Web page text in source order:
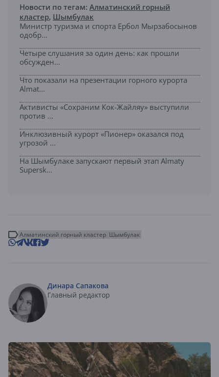
Новости по тегам: Алматинский горный
кластер, Шымбулак
Министр туризма и спорта Ербол Мырзабосынов
одобр...
Четыре слушания за один день: как прошли
обсужден...
Что показали на презентации горного курорта
Almat...
Активисты «Сохраним Кок-Жайляу» выступили
против ...
Инклюзивный курорт «Пионер» оказался под
угрозой ...
На Шымбулаке запускают первый этап Almaty
Supersk...
Алматинский горный кластер Шымбулак
Динара Сапакова
Главный редактор